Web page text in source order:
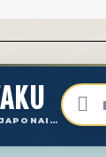
BOUTIQUE POP CULTURE JAPONAISE